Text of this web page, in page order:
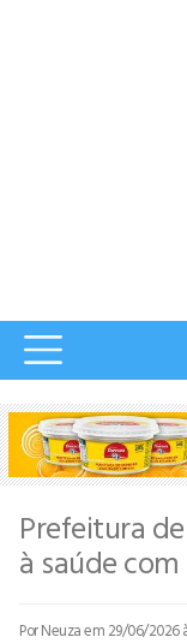
Prefeitura
à saúde
Por Neuzaem 29/06/2026